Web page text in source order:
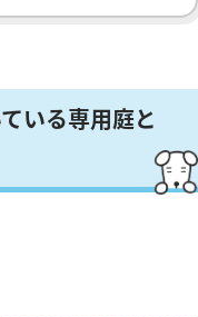
いる専用庭と